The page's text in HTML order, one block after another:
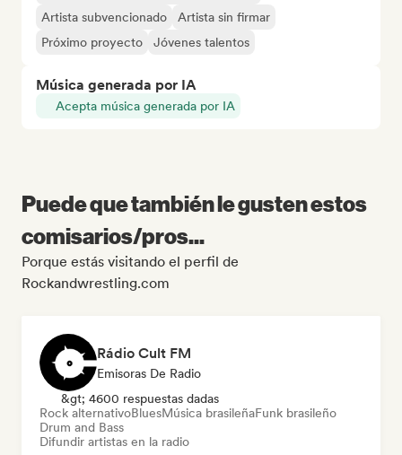
Artista subvencionado
Artista sin firmar
Próximo proyecto
Jóvenes talentos
Música generada por IA
Acepta música generada por IA
Puede que también le gusten estos
comisarios/pros...
Porque estás visitando el perfil de
Rockandwrestling.com
Rádio Cult FM
Emisoras De Radio
&gt; 4600 respuestas dadas
Rock alternativoBluesMúsica brasileñaFunk brasileño
Drum and Bass
Difundir artistas en la radio